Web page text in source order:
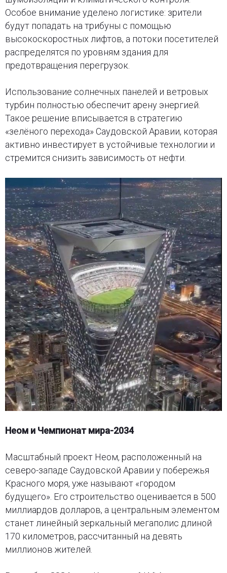
Особое внимание уделено логистике: зрители
будут попадать на трибуны с помощью
высокоскоростных лифтов, а потоки посетителей
распределятся по уровням здания для
предотвращения перегрузок.
Использование солнечных панелей и ветровых
турбин полностью обеспечит арену энергией.
Такое решение вписывается в стратегию
«зелёного перехода» Саудовской Аравии, которая
активно инвестирует в устойчивые технологии и
стремится снизить зависимость от нефти.
Неом и Чемпионат мира-2034
Масштабный проект Неом, расположенный на
северо-западе Саудовской Аравии у побережья
Красного моря, уже называют «городом
будущего». Его строительство оценивается в 500
миллиардов долларов, а центральным элементом
станет линейный зеркальный мегаполис длиной
170 километров, рассчитанный на девять
миллионов жителей.